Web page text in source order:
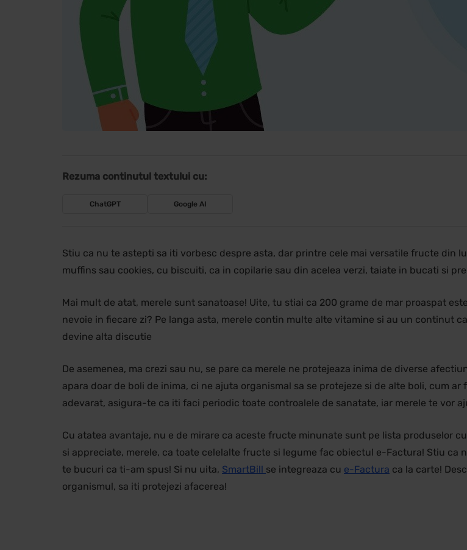
Rezuma continutul textului cu:
ChatGPT Google AI
Stiu ca nu te astepti sa iti vorbesc despre asta, dar printre cele mai versatile fructe din
muffins sau cookies, cu biscuiti, ca in copilarie sau din acelea verzi, taiate in bucati si
Mai mult de atat, merele sunt sanatoase! Uite, tu stiai ca 200 grame de mar proaspat
nevoie in fiecare zi? Pe langa asta, merele contin multe alte vitamine si au un continut
devine alta discutie
De asemenea, ma crezi sau nu, se pare ca merele ne protejeaza inima de diverse
apara doar de boli de inima, ci ne ajuta organismal sa se protejeze si de alte boli, cum
adevarat, asigura-te ca iti faci periodic toate controalele de sanatate, iar merele te vor
Cu atatea avantaje, nu e de mirare ca aceste fructe minunate sunt pe lista produselor
si appreciate, merele, ca toate celelalte fructe si legume fac obiectul e-Factura! Stiu ca
te bucuri ca ti-am spus! Si nu uita, SmartBill se integreaza cu e-Factura ca la carte!
organismul, sa iti protejezi afacerea!